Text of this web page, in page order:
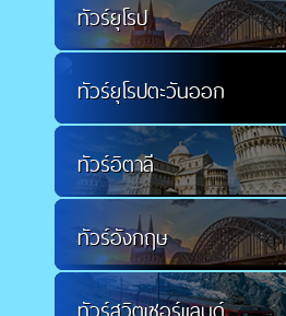
ทัวร์ยุโรป
ทัวร์ยุโรปตะวันออก
ทัวร์อิตาลี
ทัวร์อังกฤษ